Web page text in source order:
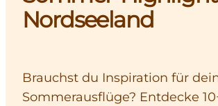
Städte
Reiseplanung
Nordseeland
Brauchst du Inspiration für
Sommerausflüge? Entdecke